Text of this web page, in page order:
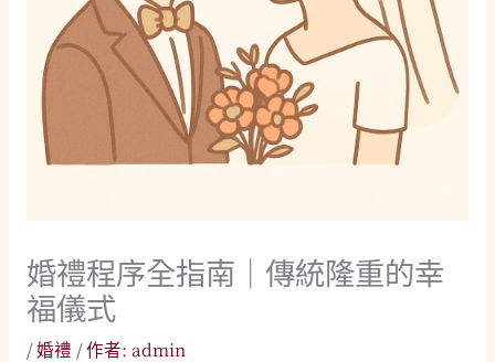
婚禮程序全指南｜傳統隆重的幸
福儀式
/婚禮 / 作者: admin